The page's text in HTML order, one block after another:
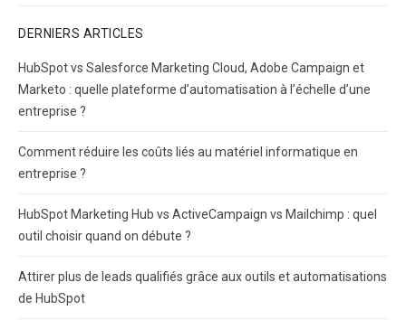
DERNIERS ARTICLES
HubSpot vs Salesforce Marketing Cloud, Adobe Campaign et
Marketo : quelle plateforme d’automatisation à l’échelle d’une
entreprise ?
Comment réduire les coûts liés au matériel informatique en
entreprise ?
HubSpot Marketing Hub vs ActiveCampaign vs Mailchimp : quel
outil choisir quand on débute ?
Attirer plus de leads qualifiés grâce aux outils et automatisations
de HubSpot